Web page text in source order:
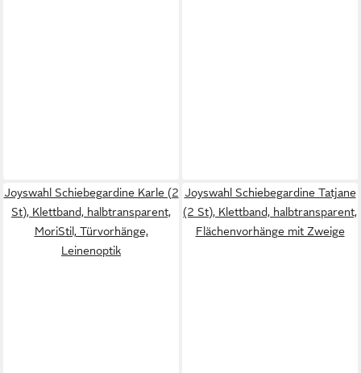
Joyswahl Schiebegardine Karle (2
St), Klettband, halbtransparent,
MoriStil, Türvorhänge,
Leinenoptik
Joyswahl Schiebegardine Tatjane
(2 St), Klettband, halbtransparent,
Flächenvorhänge mit Zweige